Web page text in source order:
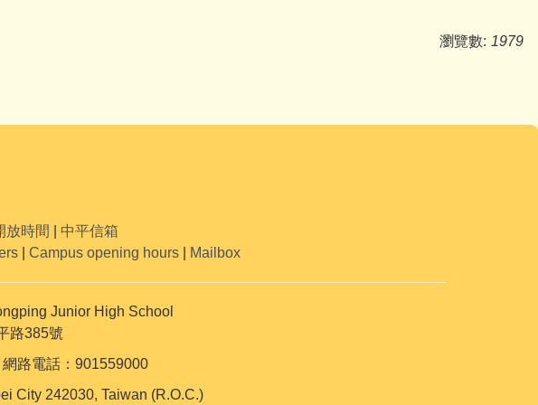
瀏覽數: 1979
放時間
中平信箱
| Campus opening hours| Mailbox
Junior High School
路385號
路電話：901559000
City 242030, Taiwan (R.O.C.)